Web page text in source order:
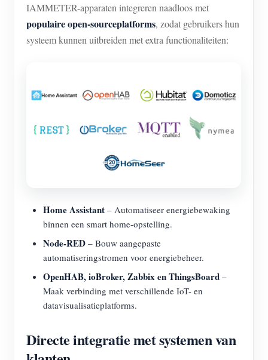
IAMMETER-apparaten integreren naadloos met
populaire open-sourceplatforms, zodat gebruikers hun
systeem kunnen uitbreiden met extra functionaliteiten:
Home Assistant – Automatiseer energiebewaking
binnen een smart home-opstelling.
Node-RED – Bouw aangepaste
automatiseringstromen voor energiebeheer.
OpenHAB, ioBroker, Zabbix en ThingsBoard –
Maak verbinding met verschillende IoT- en
datavisualisatieplatforms.
Directe integratie met systemen van